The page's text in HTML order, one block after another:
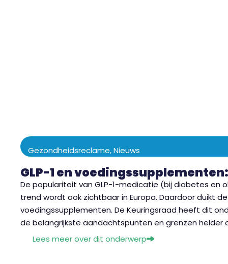
Gezondheidsreclame,Nieuws
GLP-1 en
De populariteit van GLP-1-medicatie (bij diabetes en
trend wordt ook zichtbaar in Europa. Daardoor duikt
voedingssupplementen. De Keuringsraad heeft dit
de belangrijkste aandachtspunten en grenzen helder
Lees meer over dit onderwerp